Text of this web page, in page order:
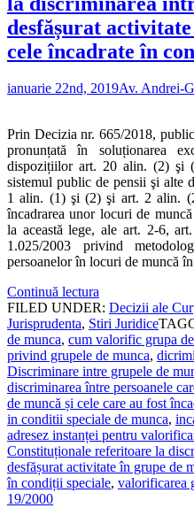
desfășurat
cele încadrate în
ianuarie 22nd, 2019Av. Andrei-
Prin Decizia nr. 665/2018,
pronunțată în soluționarea
dispozițiilor art. 20 alin. (2) şi
sistemul public de pensii şi alte
1 alin. (1) şi (2) şi art. 2 alin.
încadrarea unor locuri de
la această lege, ale art. 2-6,
1.025/2003 privind
persoanelor în locuri de muncă
Continuă lectura
FILED UNDER: Decizii ale
Jurisprudenta, Stiri Juridice
de munca, cum valorific grupa
privind grupele de munca,
Discriminare intre grupele de
discriminarea între persoanele
de muncă și cele care au fost
in conditii speciale de munca,
adresez instanței pentru
Constituționale referitoare la
desfășurat activitate în grupe de
în condiții speciale, valorificarea
19/2000